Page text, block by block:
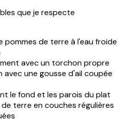
que je respecte
pommes de terre à l'eau froide
avec un torchon propre
une gousse d'ail coupée
le fond et les parois du plat
terre en couches régulières